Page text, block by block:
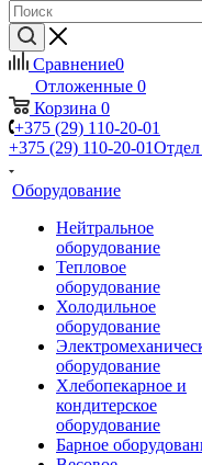
Сравнение0
Отложенные 0
Корзина 0
+375 (29) 110-20-01
+375 (29) 110-20-01
Оборудование
Нейтральное
оборудование
Тепловое
оборудование
Холодильное
оборудование
оборудование
Хлебопекарное и
кондитерское
оборудование
Барное